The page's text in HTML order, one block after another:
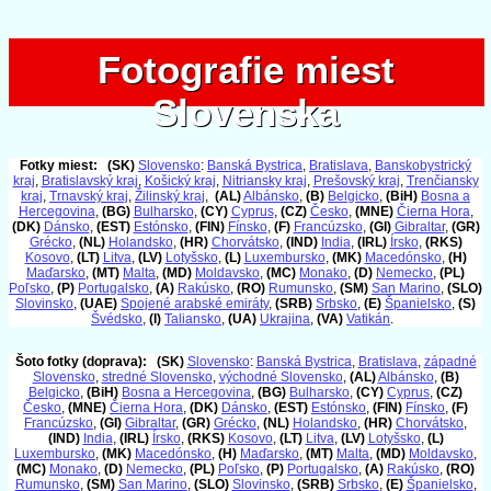
Fotografie miest
Slovenska
Fotografie miest
Slovenska
Fotky miest: (SK) Slovensko: Banská Bystrica, Bratislava, Banskobystrický
kraj, Bratislavský kraj, Košický kraj, Nitriansky kraj, Prešovský kraj, Trenčiansky
kraj, Trnavský kraj, Žilinský kraj, (AL)Albánsko, (B) Belgicko, (BiH) Bosna a
Hercegovina, (BG) Bulharsko, (CY) Cyprus, (CZ) Česko, (MNE) Čierna Hora,
(DK) Dánsko, (EST) Estónsko, (FIN) Fínsko, (F) Francúzsko, (GI) Gibraltar, (GR)
Grécko, (NL) Holandsko, (HR) Chorvátsko, (IND) India, (IRL) Írsko, (RKS)
Kosovo, (LT) Litva, (LV) Lotyšsko, (L) Luxembursko, (MK) Macedónsko, (H)
Maďarsko, (MT) Malta, (MD) Moldavsko, (MC) Monako, (D) Nemecko, (PL)
Poľsko, (P) Portugalsko, (A) Rakúsko, (RO) Rumunsko, (SM) San Marino, (SLO)
Slovinsko, (UAE) Spojené arabské emiráty, (SRB) Srbsko, (E) Španielsko, (S)
Švédsko, (I) Taliansko, (UA) Ukrajina, (VA) Vatikán.
Šoto fotky (doprava): (SK) Slovensko: Banská Bystrica, Bratislava, západné
Slovensko, stredné Slovensko, východné Slovensko, (AL)Albánsko, (B)
Belgicko, (BiH) Bosna a Hercegovina, (BG) Bulharsko, (CY) Cyprus, (CZ)
Česko, (MNE) Čierna Hora, (DK) Dánsko, (EST) Estónsko, (FIN) Fínsko, (F)
Francúzsko, (GI) Gibraltar, (GR) Grécko, (NL) Holandsko, (HR) Chorvátsko,
(IND) India, (IRL) Írsko, (RKS) Kosovo, (LT) Litva, (LV) Lotyšsko, (L)
Luxembursko, (MK) Macedónsko, (H) Maďarsko, (MT) Malta, (MD) Moldavsko,
(MC) Monako, (D) Nemecko, (PL) Poľsko, (P) Portugalsko, (A) Rakúsko, (RO)
Rumunsko, (SM) San Marino, (SLO) Slovinsko, (SRB) Srbsko, (E) Španielsko,